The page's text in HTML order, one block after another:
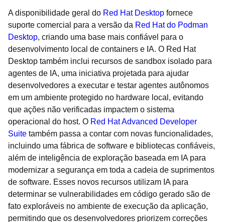
A disponibilidade geral do Red Hat Desktop fornece
suporte comercial para a versão da Red Hat do Podman
Desktop, criando uma base mais confiável para o
desenvolvimento local de containers e IA. O Red Hat
Desktop também inclui recursos de sandbox isolado para
agentes de IA, uma iniciativa projetada para ajudar
desenvolvedores a executar e testar agentes autônomos
em um ambiente protegido no hardware local, evitando
que ações não verificadas impactem o sistema
operacional do host. O Red Hat Advanced Developer
Suite também passa a contar com novas funcionalidades,
incluindo uma fábrica de software e bibliotecas confiáveis,
além de inteligência de exploração baseada em IA para
modernizar a segurança em toda a cadeia de suprimentos
de software. Esses novos recursos utilizam IA para
determinar se vulnerabilidades em código gerado são de
fato exploráveis no ambiente de execução da aplicação,
permitindo que os desenvolvedores priorizem correções